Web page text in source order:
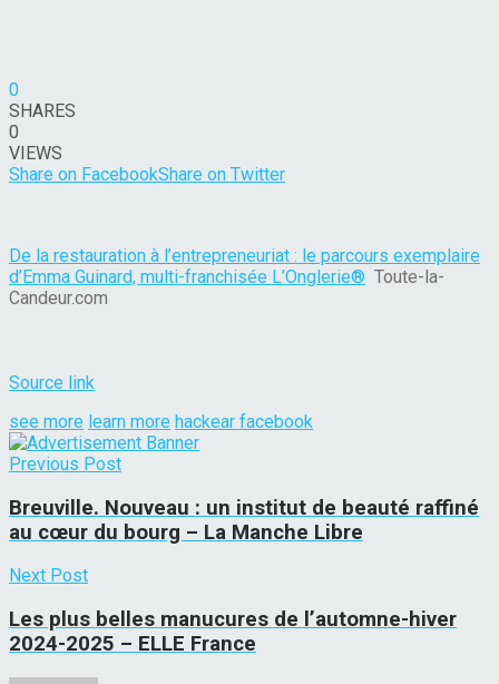
0
SHARES
0
VIEWS
Share on FacebookShare on Twitter
De la restauration à l’entrepreneuriat : le parcours exemplaire
d’Emma Guinard, multi-franchisée L’Onglerie® Toute-la-
Candeur.com
Source link
see more learn more hackear facebook
Previous Post
Breuville. Nouveau : un institut de beauté raffiné
au cœur du bourg – La Manche Libre
Next Post
Les plus belles manucures de l’automne-hiver
2024-2025 – ELLE France